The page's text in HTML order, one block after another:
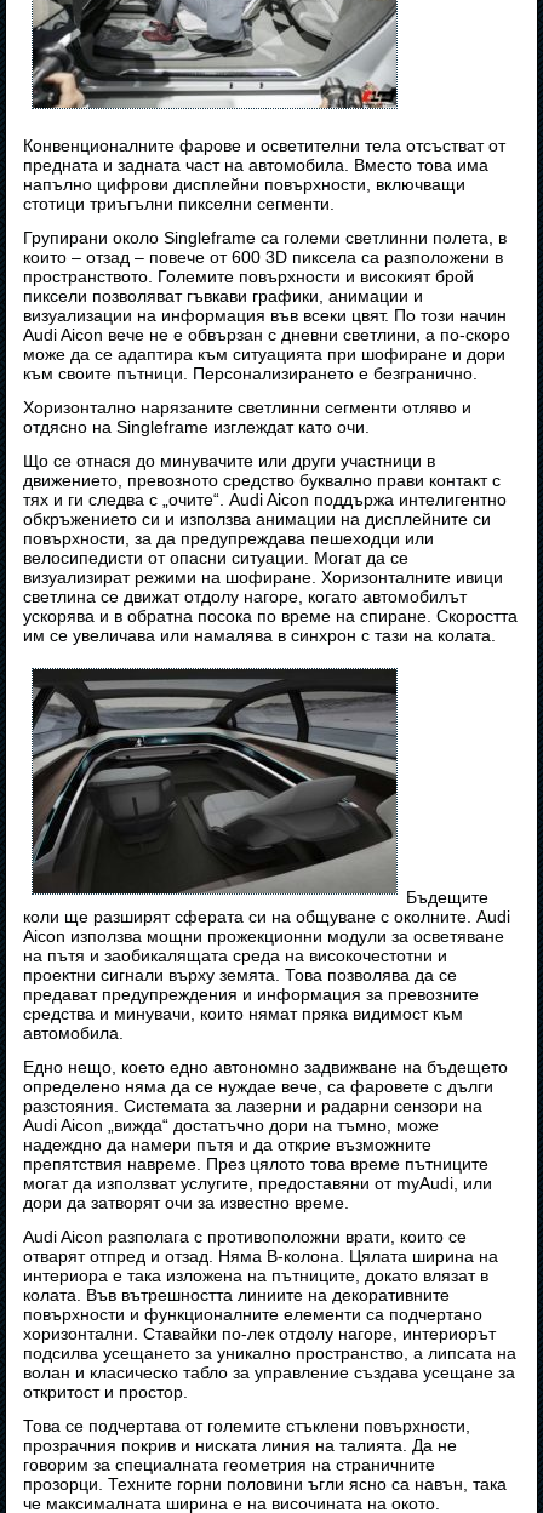
Конвенционалните фарове и осветителни тела отсъстват от
предната и задната част на автомобила. Вместо това има
напълно цифрови дисплейни повърхности, включващи
стотици триъгълни пикселни сегменти.
Групирани около Singleframe са големи светлинни полета, в
които – отзад – повече от 600 3D пиксела са разположени в
пространството. Големите повърхности и високият брой
пиксели позволяват гъвкави графики, анимации и
визуализации на информация във всеки цвят. По този начин
Audi Aicon вече не е обвързан с дневни светлини, а по-скоро
може да се адаптира към ситуацията при шофиране и дори
към своите пътници. Персонализирането е безгранично.
Хоризонтално нарязаните светлинни сегменти отляво и
отдясно на Singleframe изглеждат като очи.
Що се отнася до минувачите или други участници в
движението, превозното средство буквално прави контакт с
тях и ги следва с „очите“. Audi Aicon поддържа интелигентно
обкръжението си и използва анимации на дисплейните си
повърхности, за да предупреждава пешеходци или
велосипедисти от опасни ситуации. Могат да се
визуализират режими на шофиране. Хоризонталните ивици
светлина се движат отдолу нагоре, когато автомобилът
ускорява и в обратна посока по време на спиране. Скоростта
им се увеличава или намалява в синхрон с тази на колата.
Бъдещите
коли ще разширят сферата си на общуване с околните. Audi
Aicon използва мощни прожекционни модули за осветяване
на пътя и заобикалящата среда на високочестотни и
проектни сигнали върху земята. Това позволява да се
предават предупреждения и информация за превозните
средства и минувачи, които нямат пряка видимост към
автомобила.
Едно нещо, което едно автономно задвижване на бъдещето
определено няма да се нуждае вече, са фаровете с дълги
разстояния. Системата за лазерни и радарни сензори на
Audi Aicon „вижда“ достатъчно дори на тъмно, може
надеждно да намери пътя и да открие възможните
препятствия навреме. През цялото това време пътниците
могат да използват услугите, предоставяни от myAudi, или
дори да затворят очи за известно време.
Audi Aicon разполага с противоположни врати, които се
отварят отпред и отзад. Няма B-колона. Цялата ширина на
интериора е така изложена на пътниците, докато влязат в
колата. Във вътрешността линиите на декоративните
повърхности и функционалните елементи са подчертано
хоризонтални. Ставайки по-лек отдолу нагоре, интериорът
подсилва усещането за уникално пространство, а липсата на
волан и класическо табло за управление създава усещане за
откритост и простор.
Това се подчертава от големите стъклени повърхности,
прозрачния покрив и ниската линия на талията. Да не
говорим за специалната геометрия на страничните
прозорци. Техните горни половини ъгли ясно са навън, така
че максималната ширина е на височината на окото.